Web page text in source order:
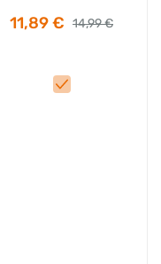
11,89 € 14,99 €